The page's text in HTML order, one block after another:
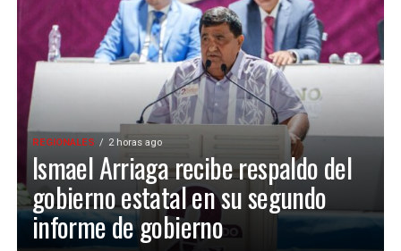
REGIONALES 2 horas ago
Ismael Arriaga recibe respaldo del
gobierno estatal en su segundo
informe de gobierno